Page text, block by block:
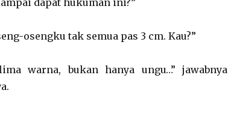
dapat hukuman ini?”
osengku tak semua pas 3 cm. Kau?”
warna, bukan hanya ungu…” jawabnya